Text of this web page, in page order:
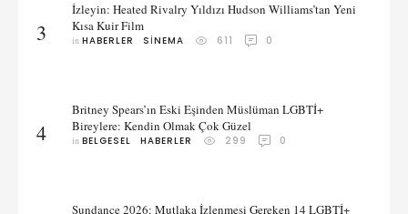
3
İzleyin: Heated Rivalry Yıldızı Hudson Williams’tan Yeni
Kısa Kuir Film
in HABERLER SINEMA 611 0
4
Britney Spears’ın Eski Eşinden Müslüman LGBTİ+
Bireylere: Kendin Olmak Çok Güzel
in BELGESEL HABERLER 299 0
Sundance 2026: Mutlaka İzlenmesi Gereken 14 LGBTİ+